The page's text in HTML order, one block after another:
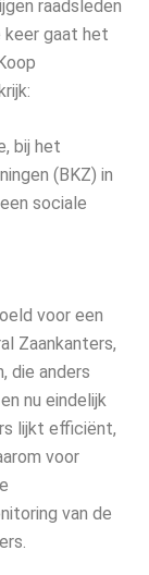
raadsleden
keer gaat het
bij het
(BKZ) in
sociale
voor een
Zaankanters,
die anders
nu eindelijk
lijkt efficiënt,
voor
van de